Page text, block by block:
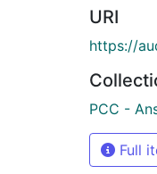
URI
https://
PCC -
Full